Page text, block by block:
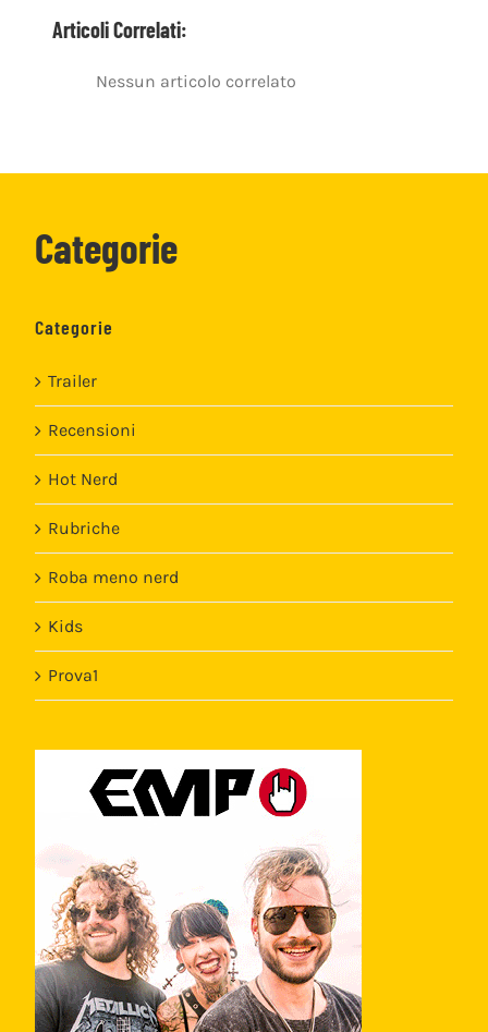
Articoli Correlati:
Nessun articolo correlato
Categorie
Categorie
Trailer
Recensioni
Hot Nerd
Rubriche
Roba meno nerd
Kids
Prova1